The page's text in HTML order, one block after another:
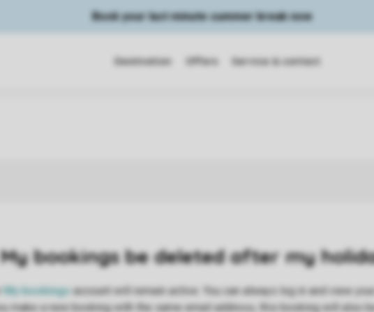
Book your last minute summer break now
Destination Offers Service & contact